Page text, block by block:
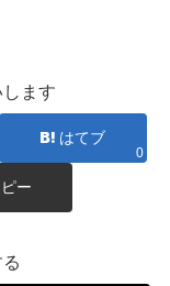
ます
はてブ
0
ー